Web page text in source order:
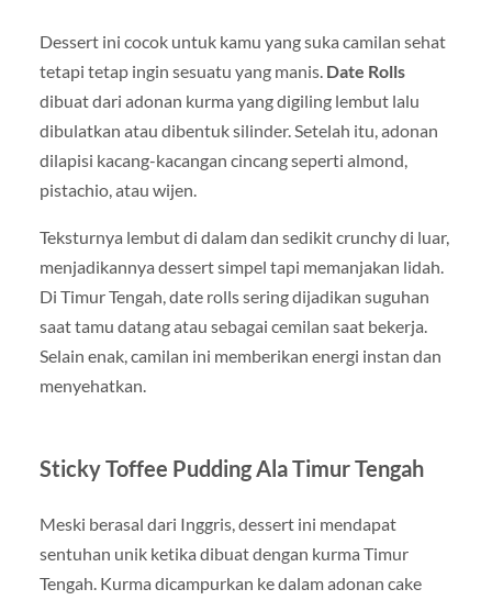
Dessert ini cocok untuk kamu yang suka camilan sehat
tetapi tetap ingin sesuatu yang manis. Date Rolls
dibuat dari adonan kurma yang digiling lembut lalu
dibulatkan atau dibentuk silinder. Setelah itu, adonan
dilapisi kacang-kacangan cincang seperti almond,
pistachio, atau wijen.
Teksturnya lembut di dalam dan sedikit crunchy di luar,
menjadikannya dessert simpel tapi memanjakan lidah.
Di Timur Tengah, date rolls sering dijadikan suguhan
saat tamu datang atau sebagai cemilan saat bekerja.
Selain enak, camilan ini memberikan energi instan dan
menyehatkan.
Sticky Toffee Pudding Ala Timur Tengah
Meski berasal dari Inggris, dessert ini mendapat
sentuhan unik ketika dibuat dengan kurma Timur
Tengah. Kurma dicampurkan ke dalam adonan cake